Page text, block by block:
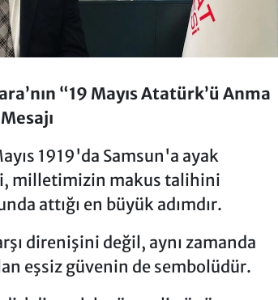
“19 Mayıs Atatürk’ü Anma
1919'da Samsun'a ayak
milletimizin makus talihini
attığı en büyük adımdır.
direnişini değil, aynı zamanda
eşsiz güvenin de sembolüdür.